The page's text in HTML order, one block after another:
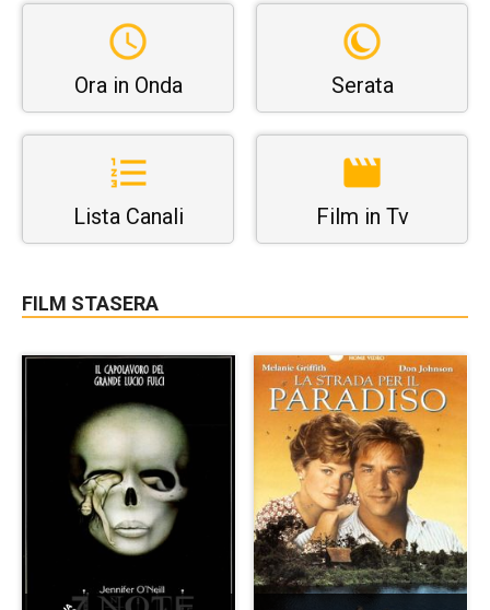
Ora in Onda Serata
Lista Canali Film in Tv
FILM STASERA